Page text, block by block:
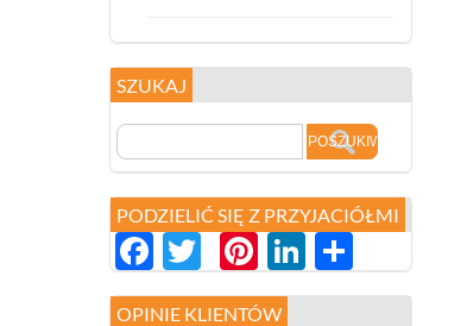
SZUKAJ
PODZIELIĆ SIĘ Z PRZYJACIÓŁMI
Facebook
Twitter
Pinterest
LinkedIn
享
OPINIE KLIENTÓW